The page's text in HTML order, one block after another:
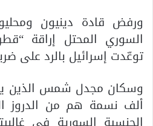
ورفض قادة دينيون
السوري المحتل إراقة
توعّدت إسرائيل بالرد على
ألف نسمة هم من الدروز